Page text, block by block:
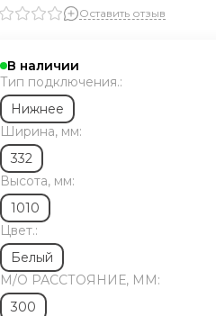
Оставить отзыв
В наличии
Тип подключения.:
Нижнее
Ширина, мм:
332
Высота, мм:
1010
Цвет.:
Белый
М/O РАССТОЯНИЕ, ММ:
300